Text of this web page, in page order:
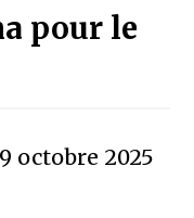
pour le
octobre 2025